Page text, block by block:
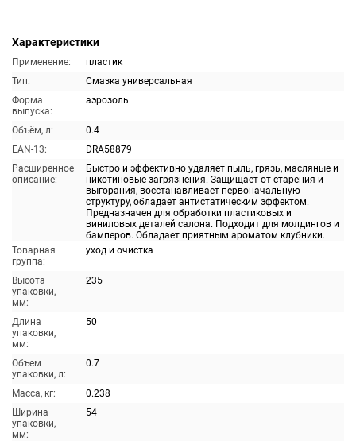
Характеристики
Применение:
пластик
Тип:
Смазка универсальная
Форма
выпуска:
аэрозоль
Объём, л:
0.4
EAN-13:
DRA58879
Расширенное
описание:
Быстро и эффективно удаляет пыль, грязь, масляные и
никотиновые загрязнения. Защищает от старения и
выгорания, восстанавливает первоначальную
структуру, обладает антистатическим эффектом.
Предназначен для обработки пластиковых и
виниловых деталей салона. Подходит для молдингов и
бамперов. Обладает приятным ароматом клубники.
Товарная
группа:
уход и очистка
Высота
упаковки,
мм:
235
Длина
упаковки,
мм:
50
Объем
упаковки, л:
0.7
Масса, кг:
0.238
Ширина
упаковки,
мм:
54